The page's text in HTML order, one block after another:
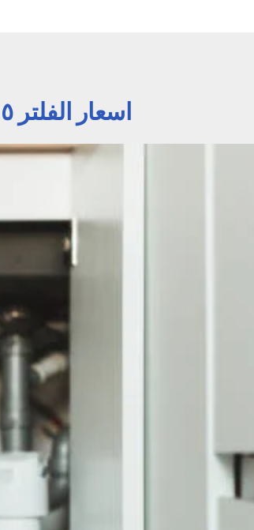
اسعار الفلتر ٥ مراحل يوجد عروض علي مدار 24 ساعة